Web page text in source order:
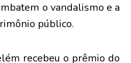
o vandalismo e a
público.
recebeu o prêmio do